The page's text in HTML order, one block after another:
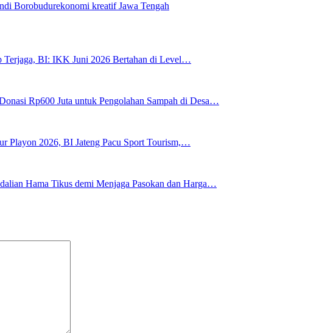
Borobudurekonomi kreatif Jawa Tengah
Terjaga, BI: IKK Juni 2026 Bertahan di Level…
Rp600 Juta untuk Pengolahan Sampah di Desa…
Playon 2026, BI Jateng Pacu Sport Tourism,…
Hama Tikus demi Menjaga Pasokan dan Harga…